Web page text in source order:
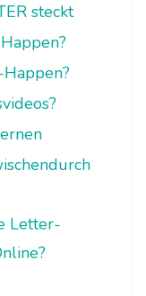
steckt
Letter-